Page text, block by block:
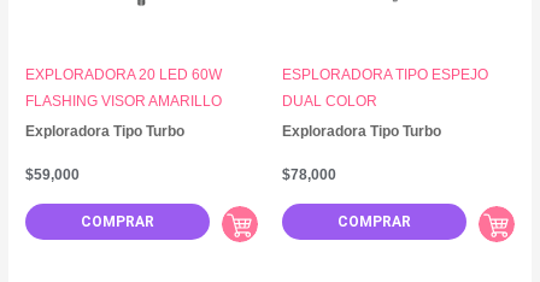
Exploradora Tipo Turbo
EXPLORADORA 20 LED 60W
FLASHING VISOR AMARILLO
COMPRAR
$59,000
Exploradora Tipo Turbo
ESPLORADORA TIPO ESPEJO
DUAL COLOR
COMPRAR
$78,000